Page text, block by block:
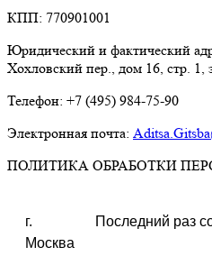
КПП: 770901001
Юридический и фактический
Хохловский пер., дом 16, стр. 1,
Телефон: +7 (495) 984-75-90
Электронная почта:
ПОЛИТИКА ОБРАБОТКИ
г.
Москва
Последний раз